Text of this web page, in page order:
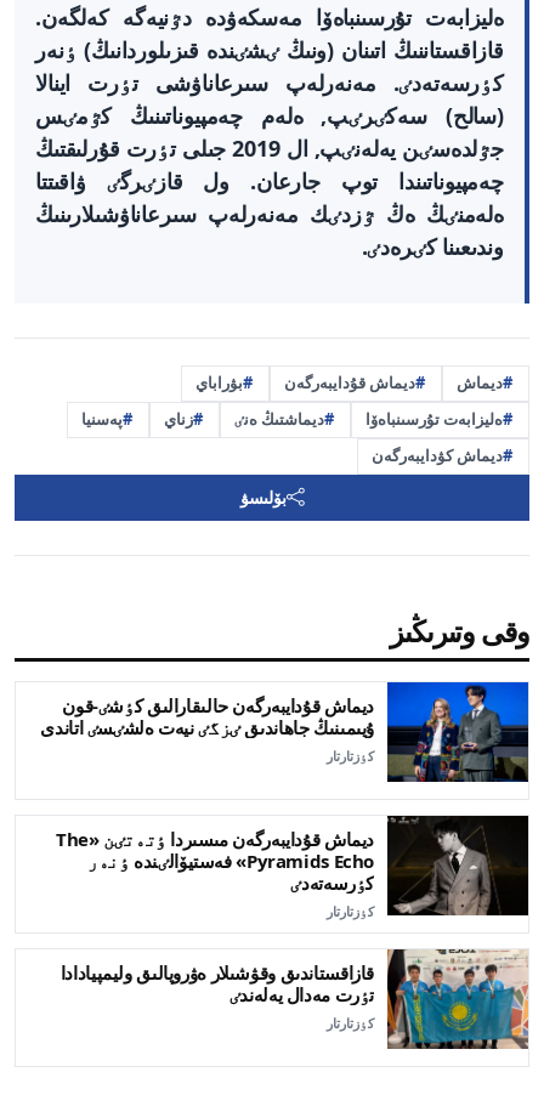
ەليزابەت تۇرسىنباەۆا مەسكەۋدە دٷنيەگە كەلگەن.
قازاقستاننىڭ اتىنان (ونىڭ ٸشٸندە قىزىلوردانىڭ) ٶنەر
كٶرسەتەدٸ. مەنەرلەپ سىرعاناۋشى تٶرت اينالا
(سالح) سەكٸرٸپ, ەلەم چەمپيوناتىنىڭ كٷمٸس
جٷلدەسٸن يەلەنٸپ, ال 2019 جىلى تٶرت قۇرلىقتىڭ
چەمپيوناتىندا توپ جارعان. ول قازٸرگٸ ۋاقىتتا
ەلەمنٸڭ ەڭ ٷزدٸك مەنەرلەپ سىرعاناۋشىلارىنىڭ
وندىعىنا كٸرەدٸ.
ديماش ديماش قۇدايبەرگەن
بۋراباي
ەليزابەت تۇرسىنباەۆا
ديماشتىڭ ەنٸ زناي
پەسنيا
ديماش كۋدايبەرگەن
بۆلىسۋ
وقى وتىرىڭىز
ديماش قۇدايبەرگەن حالىقارالىق كٶشٸ-قون
ۇيىمىنىڭ جاھاندىق ٸزگٸ نيەت ەلشٸسٸ اتاندى
كٶزتارتار
ديماش قۇدايبەرگەن مىسىردا ٶتەتٸن «The
Pyramids Echo» فەستيۆالٸندە ٶنەر
كٶرسەتەدٸ
كٶزتارتار
قازاقستاندىق وقۋشىلار ەۋروپالىق وليمپيادادا
تٶرت مەدال يەلەندٸ
كٶزتارتار